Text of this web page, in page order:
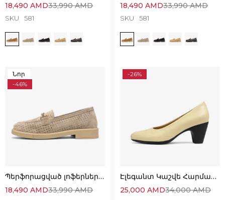
33,990AMD
18,490 AMD
SKU 581
33,990AMD
18,490 AMD
SKU 581
Նոր
-46%
Պերֆորացված լոֆերներ՝ անզուգական հարմարավետ ընտրություն
33,990AMD
18,490 AMD
-26%
Էլեգանտ Կաշվե Հարմարավետ Կոշիկներ
34,000AMD
25,000 AMD